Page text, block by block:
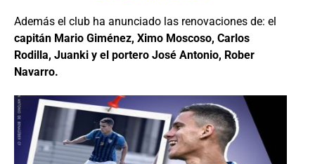
Además el club ha anunciado las renovaciones de: el
capitán Mario Giménez, Ximo Moscoso, Carlos
Rodilla, Juanki y el portero José Antonio, Rober
Navarro.